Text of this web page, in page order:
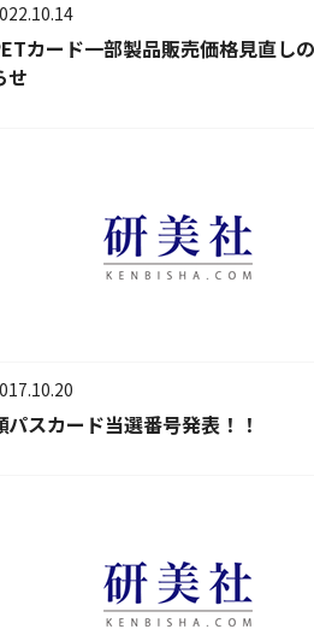
カード一部製品販売価格見直し
せ
パスカード当選番号発表！！